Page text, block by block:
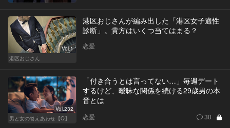
Vol.1
港区おじさん
港区おじさんが編み出した「港区女子適性
診断」。貴方はいくつ当てはまる？
恋愛
Vol.232
男と女の答えあわせ【Q】
「付き合うとは言ってない…」毎週デート
するけど、曖昧な関係を続ける29歳男の本
音とは
恋愛 30